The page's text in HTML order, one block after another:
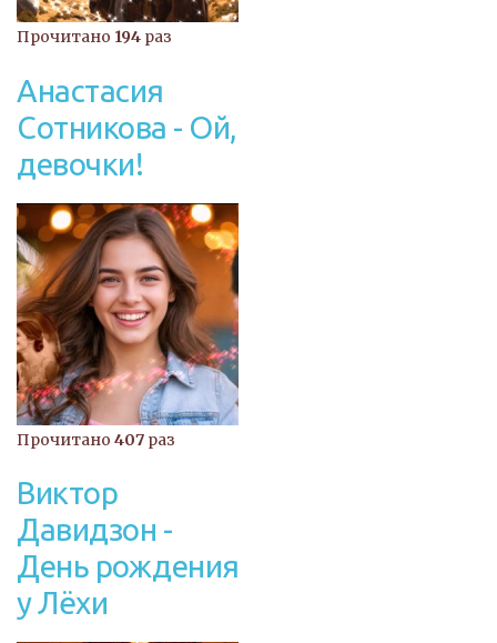
Прочитано 194 раз
Анастасия
Сотникова - Ой,
девочки!
Прочитано 407 раз
Виктор
Давидзон -
День рождения
у Лёхи